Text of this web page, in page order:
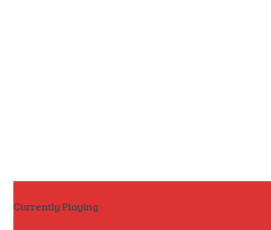
Currently Playing